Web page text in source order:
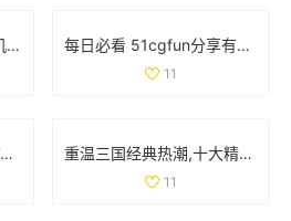
2023年热门三国策略单机手游推荐，塔防类游戏排行榜一览 每日必看 51cgfun分享有趣趣闻助你防走丢
11
探秘玄女心经：高清完整版免费在线观看与解读 重温三国经典热潮,十大精彩三国手游推荐大盘点！
11